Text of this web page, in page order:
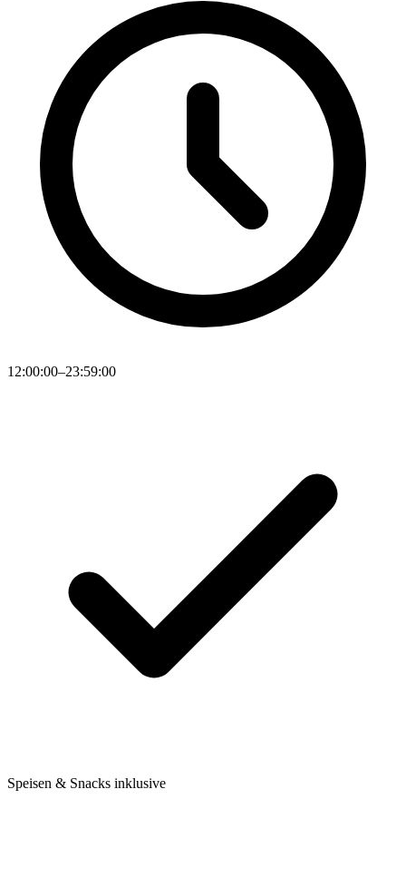
12:00:00–23:59:00
Speisen & Snacks inklusive